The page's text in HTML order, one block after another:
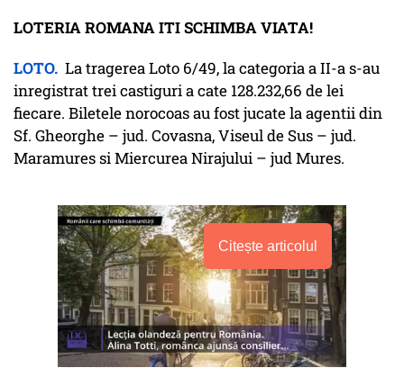
LOTERIA ROMANA ITI SCHIMBA VIATA!
LOTO. La tragerea Loto 6/49, la categoria a II-a s-au
inregistrat trei castiguri a cate 128.232,66 de lei
fiecare. Biletele norocoas au fost jucate la agentii din
Sf. Gheorghe – jud. Covasna, Viseul de Sus – jud.
Maramures si Miercurea Nirajului – jud Mures.
Citește articolul